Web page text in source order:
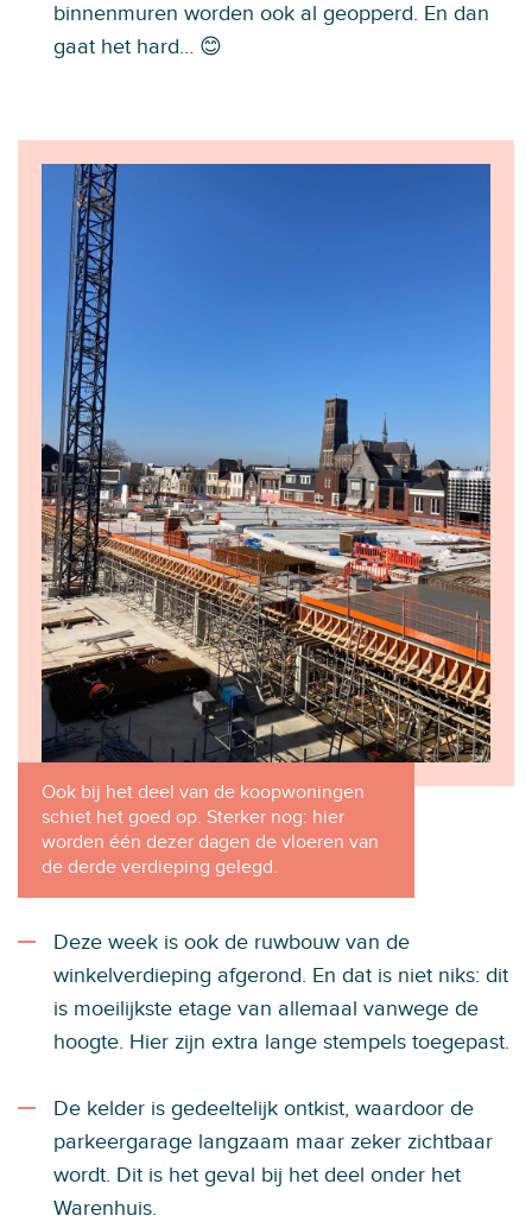
binnenmuren worden ook al geopperd. En dan
gaat het hard… 😊
Ook bij het deel van de koopwoningen
schiet het goed op. Sterker nog: hier
worden één dezer dagen de vloeren van
de derde verdieping gelegd.
Deze week is ook de ruwbouw van de
winkelverdieping afgerond. En dat is niet niks: dit
is moeilijkste etage van allemaal vanwege de
hoogte. Hier zijn extra lange stempels toegepast.
De kelder is gedeeltelijk ontkist, waardoor de
parkeergarage langzaam maar zeker zichtbaar
wordt. Dit is het geval bij het deel onder het
Warenhuis.